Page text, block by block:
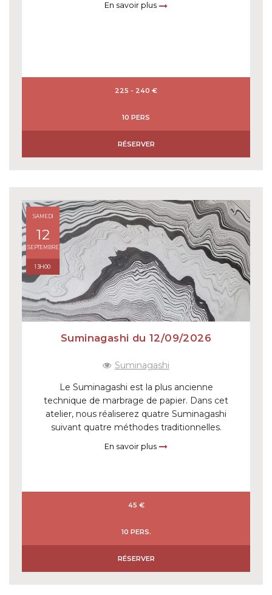
En savoir plus
225 - 240 €
10 PERS
RÉSERVER
SAMEDI
12
SEPTEMBRE
13H00
Suminagashi du 12/09/2026
Suminagashi
Le Suminagashi est la plus ancienne
technique de marbrage de papier. Dans cet
atelier, nous réaliserez quatre Suminagashi
suivant quatre méthodes traditionnelles.
En savoir plus
45 €
10 PERS.
RÉSERVER